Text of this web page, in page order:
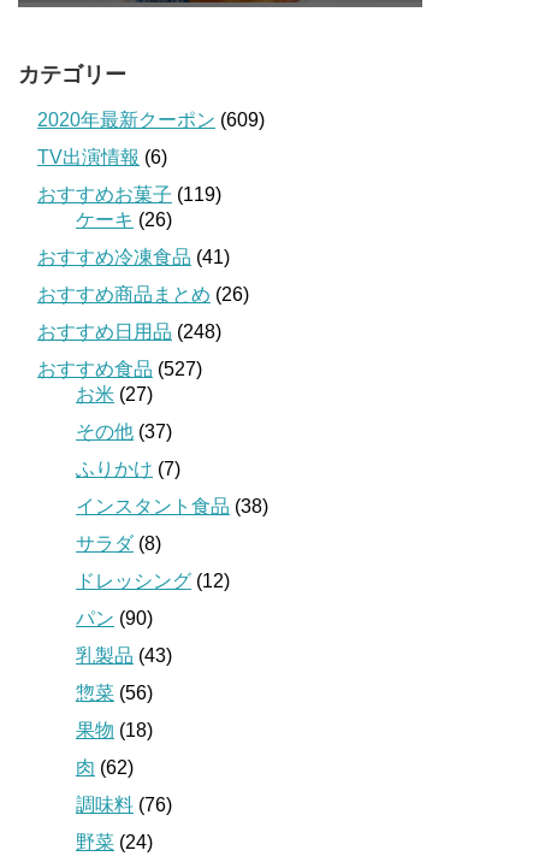
カテゴリー
2020年最新クーポン (609)
TV出演情報 (6)
おすすめお菓子 (119)
ケーキ (26)
おすすめ冷凍食品 (41)
おすすめ商品まとめ (26)
おすすめ日用品 (248)
おすすめ食品 (527)
お米 (27)
その他 (37)
ふりかけ (7)
インスタント食品 (38)
サラダ(8)
ドレッシング (12)
パン (90)
乳製品 (43)
惣菜 (56)
果物 (18)
肉 (62)
調味料 (76)
野菜 (24)